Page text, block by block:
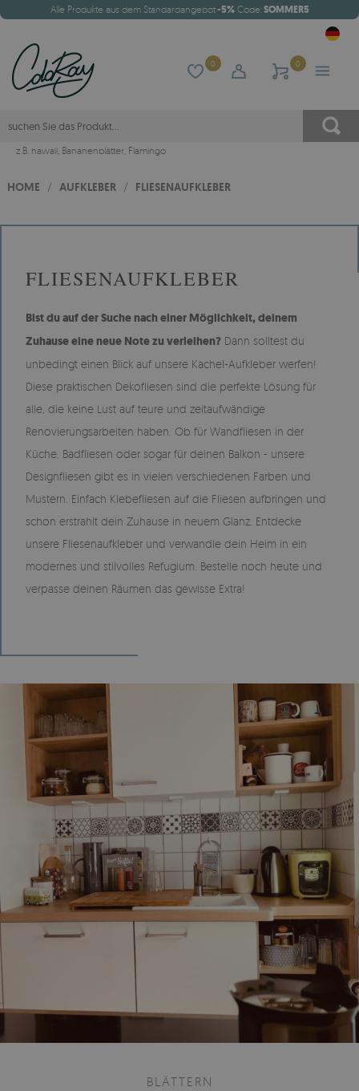
Alle Produkte aus dem Standardangebot-5%Code:SOMMER5
0 0
z.B. hawaii, Bananenblätter, Flamingo
HOME / AUFKLEBER / FLIESENAUFKLEBER
FLIESENAUFKLEBER
Bist du auf der Suche nach einer Möglichkeit, deinem
Zuhause eine neue Note zu verleihen? Dann solltest du
unbedingt einen Blick auf unsere Kachel-Aufkleber werfen!
Diese praktischen Dekofliesen sind die perfekte Lösung für
alle, die keine Lust auf teure und zeitaufwändige
Renovierungsarbeiten haben. Ob für Wandfliesen in der
Küche, Badfliesen oder sogar für deinen Balkon - unsere
Designfliesen gibt es in vielen verschiedenen Farben und
Mustern. Einfach Klebefliesen auf die Fliesen aufbringen und
schon erstrahlt dein Zuhause in neuem Glanz. Entdecke
unsere Fliesenaufkleber und verwandle dein Heim in ein
modernes und stilvolles Refugium. Bestelle noch heute und
verpasse deinen Räumen das gewisse Extra!
BLÄTTERN